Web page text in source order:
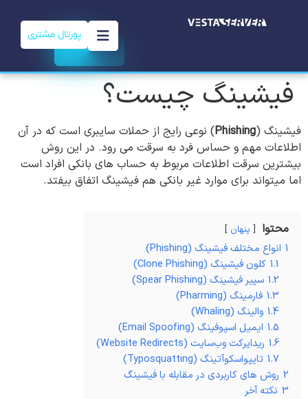
پورتال مشتری
فیشینگ چیست؟
فیشینگ (Phishing) نوعی رایج از حملات سایبری است که در آن
اطلاعات مهم و حساس فرد به سرقت می رود. در این روش
بیشترین سرقت اطلاعات مربوط به حساب های بانکی افراد است
اما میتواند برای موارد غیر بانکی هم فیشینگ اتفاق بیفتد.
محتوا پنهان
1 انواع مختلف فیشینگ (Phishing)
1.1 کلون فیشینگ (Clone Phishing)
1.2 سپیر فیشینگ (Spear Phishing)
1.3 فارمینگ (Pharming)
1.4 والینگ (Whaling)
1.5 ایمیل‌ اسپوفینگ (Email Spoofing)
1.6 ریدایرکت وب‌سایت (Website Redirects)
1.7 تایپواسکوآتینگ (Typosquatting)
2 روش های کاربردی در مقابله با فیشینگ
3 نکته آخر